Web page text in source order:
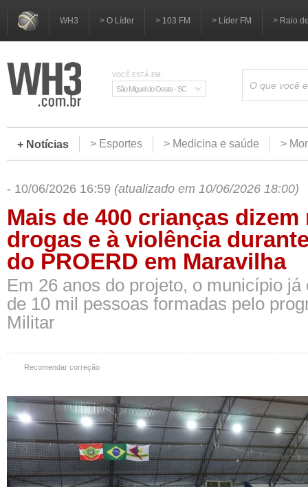
WH3 > O Líder > 103 FM > Líder FM > Raio
VOCÊ ESTÁ EM:
São Miguel do Oeste - SC
+ Notícias > Esportes > Medicina e saúde >
- 10/06/2026 16:59 (atualizado em 10/06/2026 18:00)
Mais de 400 crianças dizem
drogas e à violência
do PROERD em Maravilha
Em 26 anos do projeto, o município
de 10 mil pessoas formadas pelo
Militar
Recomendar correção